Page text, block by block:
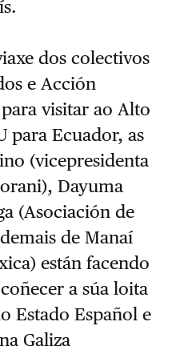
dos colectivos
e Acción
visitar ao Alto
para Ecuador, as
(vicepresidenta
Dayuma
(Asociación de
de Manaí
están facendo
a súa loita
Estado Español e
Galiza